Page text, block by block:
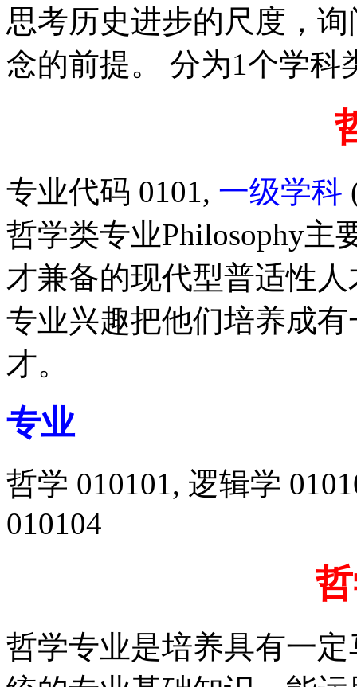
思考历史进步的尺度，
念的前提。 分为1个学科
专业代码 0101, 一级学科
哲学类专业Philosophy主
才兼备的现代型普适性
专业兴趣把他们培养成
才。
专业
哲学 010101, 逻辑学
010104
哲学专业是培养具有一